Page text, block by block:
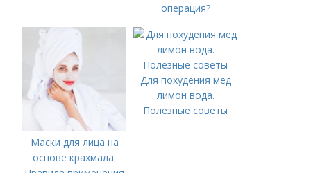
операция?
Маски для лица на
основе крахмала.
Для похудения мед
лимон вода.
Полезные советы